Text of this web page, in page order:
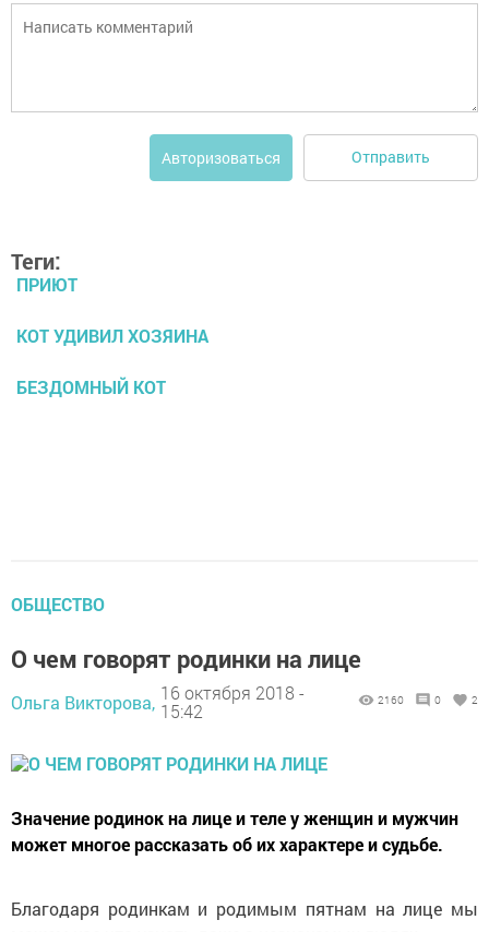
Авторизоваться Отправить
Теги:
ПРИЮТ
КОТ УДИВИЛ ХОЗЯИНА
БЕЗДОМНЫЙ КОТ
ОБЩЕСТВО
О чем говорят родинки на лице
Ольга Викторова, 16 октября 2018 -
15:42
2160 0 2
Значение родинок на лице и теле у женщин и мужчин
может многое рассказать об их характере и судьбе.
Благодаря родинкам и родимым пятнам на лице мы